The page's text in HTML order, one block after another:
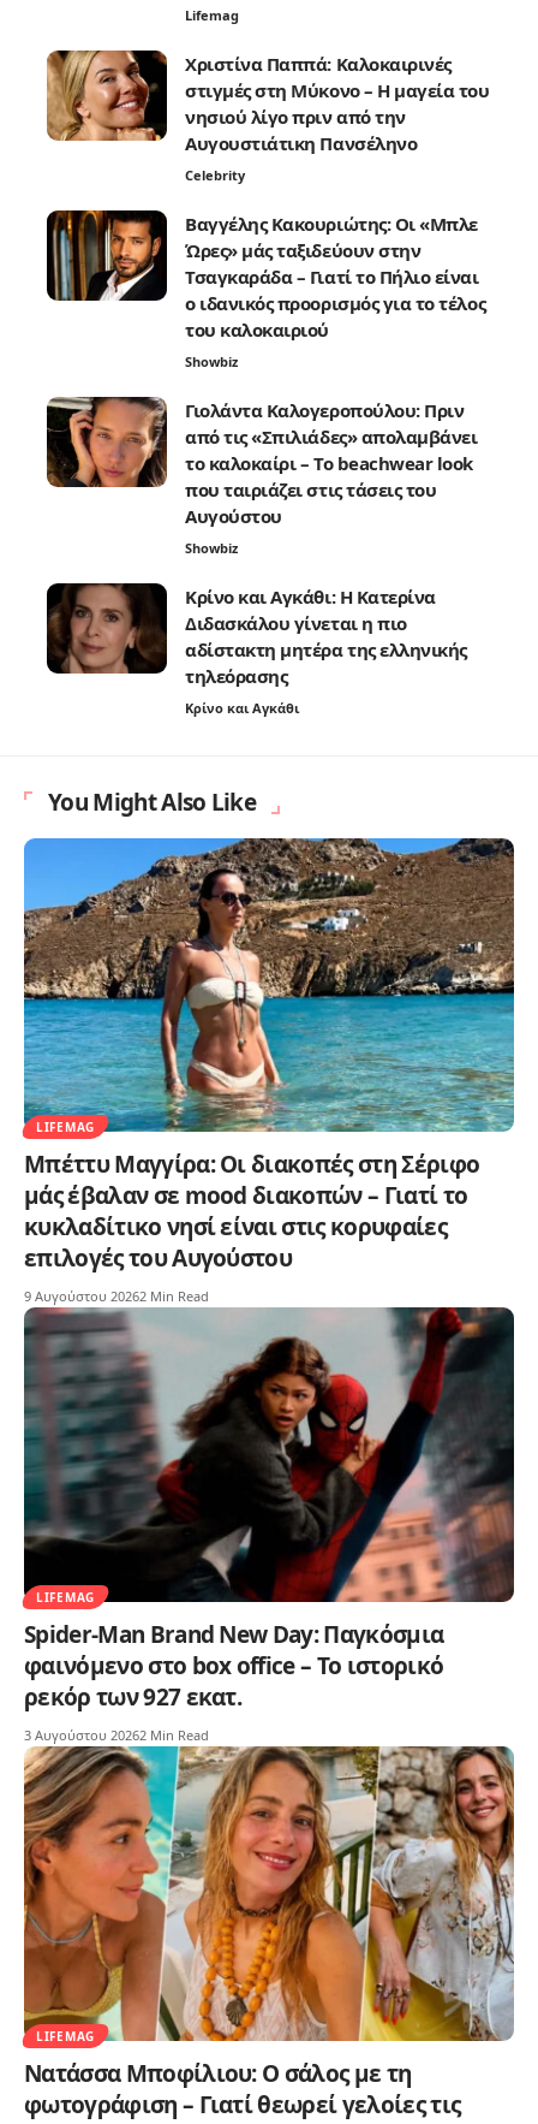
Lifemag
Χριστίνα Παππά: Καλοκαιρινές
στιγμές στη Μύκονο – Η μαγεία του
νησιού λίγο πριν από την
Αυγουστιάτικη Πανσέληνο
Celebrity
Βαγγέλης Κακουριώτης: Οι «Μπλε
Ώρες» μάς ταξιδεύουν στην
Τσαγκαράδα – Γιατί το Πήλιο είναι
ο ιδανικός προορισμός για το τέλος
του καλοκαιριού
Showbiz
Γιολάντα Καλογεροπούλου: Πριν
από τις «Σπιλιάδες» απολαμβάνει
το καλοκαίρι – Το beachwear look
που ταιριάζει στις τάσεις του
Αυγούστου
Showbiz
Κρίνο και Αγκάθι: Η Κατερίνα
Διδασκάλου γίνεται η πιο
αδίστακτη μητέρα της ελληνικής
τηλεόρασης
Κρίνο και Αγκάθι
You Might Also Like
LIFEMAG
Μπέττυ Μαγγίρα: Οι διακοπές στη Σέριφο
μάς έβαλαν σε mood διακοπών – Γιατί το
κυκλαδίτικο νησί είναι στις κορυφαίες
επιλογές του Αυγούστου
9 Αυγούστου 20262 Min Read
LIFEMAG
Spider-Man Brand New Day: Παγκόσμια
φαινόμενο στο box office – Το ιστορικό
ρεκόρ των 927 εκατ.
3 Αυγούστου 20262 Min Read
LIFEMAG
Νατάσσα Μποφίλιου: Ο σάλος με τη
φωτογράφιση – Γιατί θεωρεί γελοίες τις